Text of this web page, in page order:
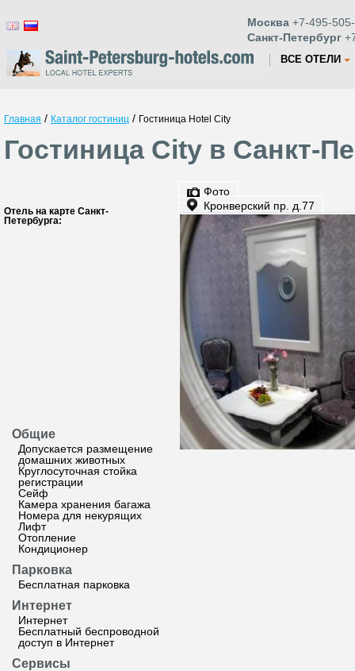
Москва +7-495-
Санкт-Петербург
ВСЕ ОТЕЛИ
Главная / Каталог гостиниц / Гостиница Hotel City
Гостиница City в Санкт-
Отель на карте Санкт-
Петербурга:
Общие
Допускается размещение
домашних животных
Круглосуточная стойка
регистрации
Сейф
Камера хранения багажа
Номера для некурящих
Лифт
Отопление
Кондиционер
Парковка
Бесплатная парковка
Интернет
Интернет
Бесплатный беспроводной
доступ в Интернет
Сервисы
Фото
Кронверский пр. д.77